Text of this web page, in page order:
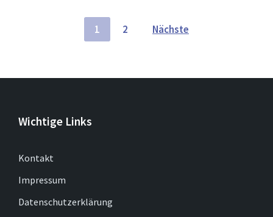
Seitennummerierung
Beiträge
1 2 Nächste
Wichtige Links
Kontakt
Impressum
Datenschutzerklärung